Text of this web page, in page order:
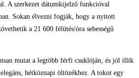
A szerkezet dátumkijelző funkcióval
Sokan élvezni fogják, hogy a nyitott
a 21 600 félütés/óra sebességű
mutat a legtöbb férfi csuklóján, és jól illik
hétköznapi öltözékhez. A tokot egy